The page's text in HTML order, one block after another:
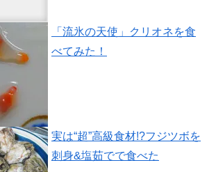
「流氷の天使」クリオネを食
べてみた！
実は“超”高級食材!?フジツボを
刺身&塩茹でで食べた